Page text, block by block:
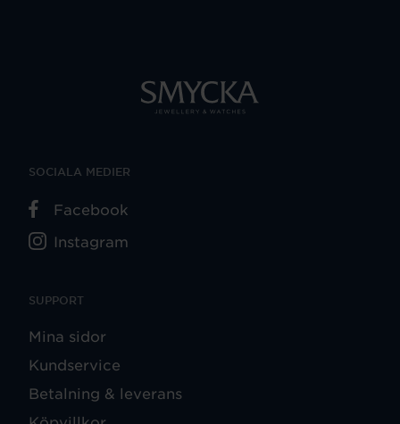
SUPPORT
Mina sidor
Kundservice
Betalning & leverans
SOCIALA MEDIER
Facebook
Instagram